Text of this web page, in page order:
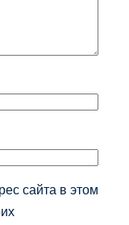
сайта в этом